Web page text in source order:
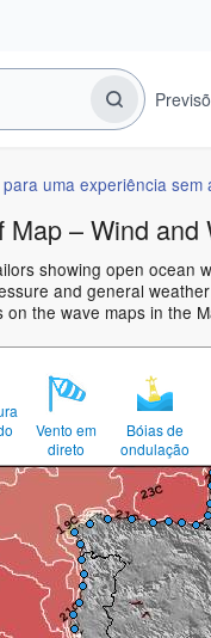
uma experiência sem
Map – Wind and
showing open ocean
and general
the wave maps in the
Vento em
direto
Bóias de
ondulação